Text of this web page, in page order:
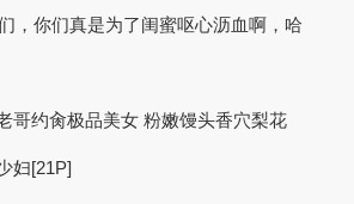
，你们真是为了闺蜜呕心沥血啊，哈
哥约肏极品美女 粉嫩馒头香穴梨花
妇[21P]